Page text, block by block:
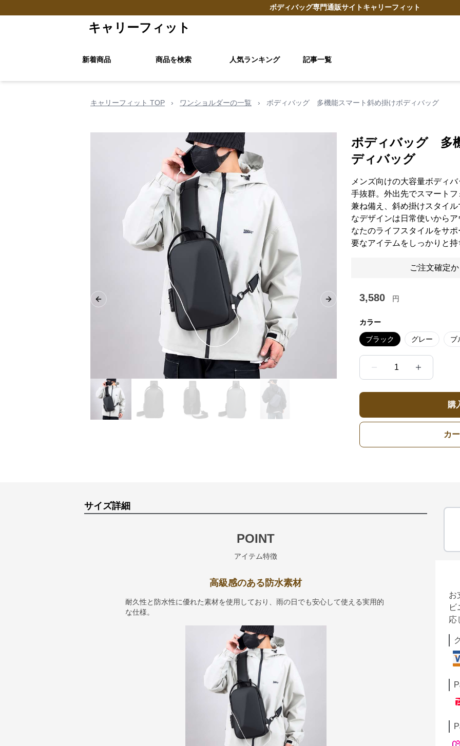
ボディバッグ専門通販サイトキャリーフィット
キャリーフィット
新着商品 商品を検索 人気ランキング 記事一覧
キャリーフィット TOP › ワンショルダーの一覧 › ボディバッグ 多機能スマート斜め掛けボディバッグ
Previous slide Next slide
ボディバッグ 多
ディバッグ
メンズ向けの大容量ボディ
手抜群。外出先でスマート
兼ね備え、斜め掛けスタイ
なデザインは日常使いから
なたのライフスタイルをサ
要なアイテムをしっかりと持
ご注文確定
3,580 円
カラー
ブラック グレー ブ
1
購
カ
サイズ詳細
POINT
アイテム特徴
高級感のある防水素材
耐久性と防水性に優れた素材を使用しており、雨の日でも安心して使える実用的
な仕様。
お
ビ
応